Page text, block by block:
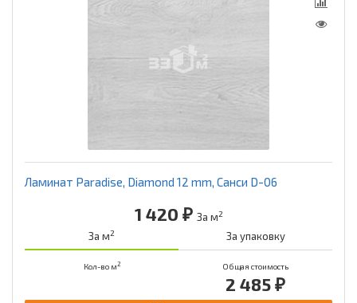
Ламинат Paradise, Diamond 12 mm, Санси D-06
1 420 ₽ За м2
За м2 За упаковку
Кол-во м2 Общая стоимость
2 485 ₽